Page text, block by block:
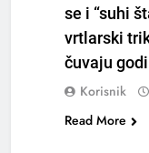
se i “suhi
vrtlarski
čuvaju
Korisnik
Read More